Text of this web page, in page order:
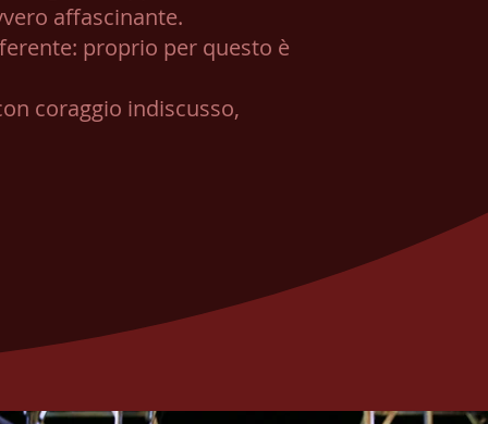
affascinante.
proprio per questo è
coraggio indiscusso,